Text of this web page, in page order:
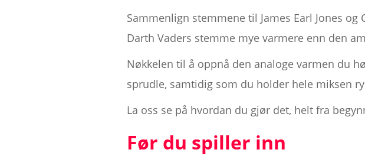
Sammenlign stemmene til James Earl Jones
Darth Vaders stemme mye varmere enn den
Nøkkelen til å oppnå den analoge varmen du
sprudle, samtidig som du holder hele miksen
La oss se på hvordan du gjør det, helt fra
Før du spiller inn